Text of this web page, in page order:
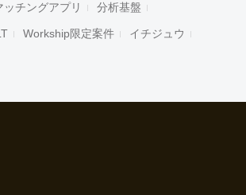
ッチングアプリ 分析基盤
Workship限定案件 イチジュウ